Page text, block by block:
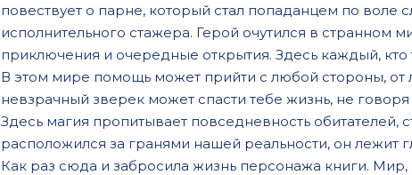
повествует о парне, который стал попаданцем по воле
исполнительного стажера. Герой очутился в странном
приключения и очередные открытия. Здесь каждый, кто
В этом мире помощь может прийти с любой стороны, от
невзрачный зверек может спасти тебе жизнь, не
Здесь магия пропитывает повседневность
расположился за гранями нашей реальности, он лежит
Как раз сюда и забросила жизнь персонажа книги.